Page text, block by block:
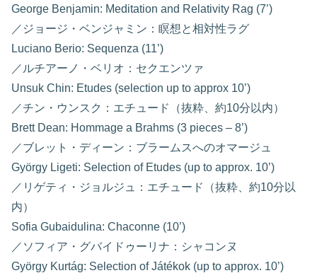
George Benjamin: Meditation and Relativity Rag (7’)
／ジョージ・ベンジャミン：瞑想と相対性ラグ
Luciano Berio: Sequenza (11’)
／ルチアーノ・ベリオ：セクエンツァ
Unsuk Chin: Etudes (selection up to approx 10’)
／チン・ウンスク：エチュード（抜粋、約10分以内）
Brett Dean: Hommage a Brahms (3 pieces – 8’)
／ブレット・ディーン：ブラームスへのオマージュ
György Ligeti: Selection of Etudes (up to approx. 10’)
／リゲティ・ジョルジュ：エチュード（抜粋、約10分以
内）
Sofia Gubaidulina: Chaconne (10’)
／ソフィア・グバイドゥーリナ：シャコンヌ
György Kurtág: Selection of Játékok (up to approx. 10’)